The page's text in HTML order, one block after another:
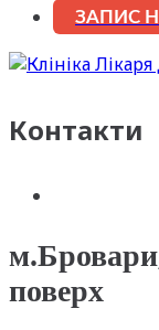
ЗАПИС
Контакти
поверх